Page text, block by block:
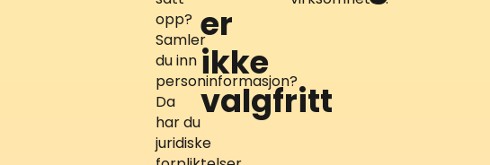
opp?
Samler
du inn
personinformasjon?
Da
har du
juridiske
er
ikke
valgfritt